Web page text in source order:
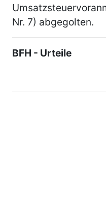
Nr. 7) abgegolten.
BFH - Urteile